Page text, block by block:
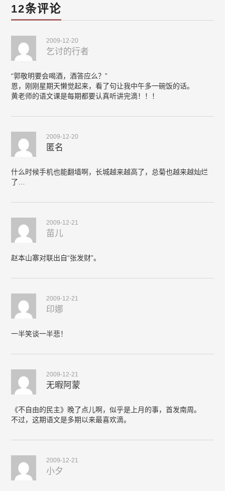
12条评论
2009-12-20
乞讨的行者
“郭敬明要会喝酒，酒答应么？”
恩，刚刚星期天懒觉起来，看了句让我中午多一碗饭的话。
黄老师的语文课是每期都要认真听讲完滴！！！
2009-12-20
匿名
什么时候手机也能翻墙啊，长城越来越高了，总菊也越来越灿烂
了…
2009-12-21
苗儿
赵本山寨对联出自“张发财”。
2009-12-21
印娜
一半笑谈一半悲！
2009-12-21
无暇阿蒙
《不自由的民主》晚了点儿啊，似乎是上月的事，首发南周。
不过，这期语文是多期以来最喜欢滴。
2009-12-21
小夕